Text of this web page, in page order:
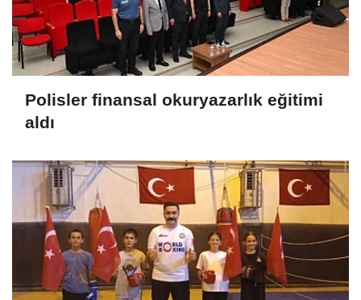
Polisler finansal okuryazarlık eğitimi
aldı